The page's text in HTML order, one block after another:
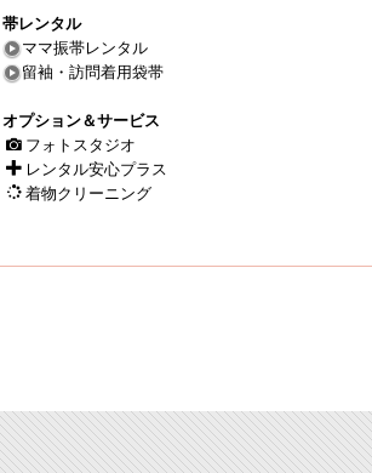
帯レンタル
ママ振帯レンタル
留袖・訪問着用袋帯
オプション＆サービス
フォトスタジオ
レンタル安心プラス
着物クリーニング